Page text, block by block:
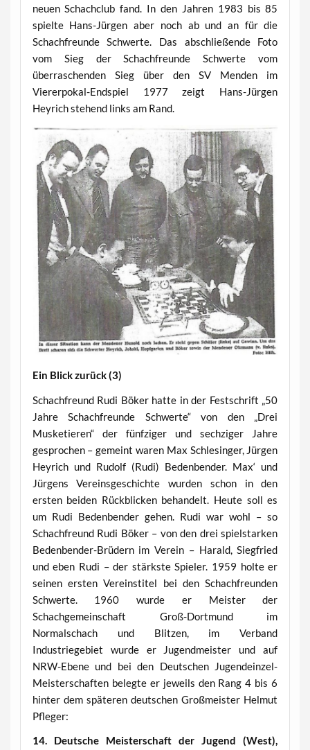
neuen Schachclub fand. In den Jahren 1983 bis 85
spielte Hans-Jürgen aber noch ab und an für die
Schachfreunde Schwerte. Das abschließende Foto
vom Sieg der Schachfreunde Schwerte vom
überraschenden Sieg über den SV Menden im
Viererpokal-Endspiel 1977 zeigt Hans-Jürgen
Heyrich stehend links am Rand.
Ein Blick zurück (3)
Schachfreund Rudi Böker hatte in der Festschrift „50
Jahre Schachfreunde Schwerte“ von den „Drei
Musketieren“ der fünfziger und sechziger Jahre
gesprochen – gemeint waren Max Schlesinger, Jürgen
Heyrich und Rudolf (Rudi) Bedenbender. Max‘ und
Jürgens Vereinsgeschichte wurden schon in den
ersten beiden Rückblicken behandelt. Heute soll es
um Rudi Bedenbender gehen. Rudi war wohl – so
Schachfreund Rudi Böker – von den drei spielstarken
Bedenbender-Brüdern im Verein – Harald, Siegfried
und eben Rudi – der stärkste Spieler. 1959 holte er
seinen ersten Vereinstitel bei den Schachfreunden
Schwerte. 1960 wurde er Meister der
Schachgemeinschaft Groß-Dortmund im
Normalschach und Blitzen, im Verband
Industriegebiet wurde er Jugendmeister und auf
NRW-Ebene und bei den Deutschen Jugendeinzel-
Meisterschaften belegte er jeweils den Rang 4 bis 6
hinter dem späteren deutschen Großmeister Helmut
Pfleger:
14. Deutsche Meisterschaft der Jugend (West),